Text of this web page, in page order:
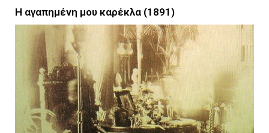
Η αγαπημένη μου καρέκλα (1891)